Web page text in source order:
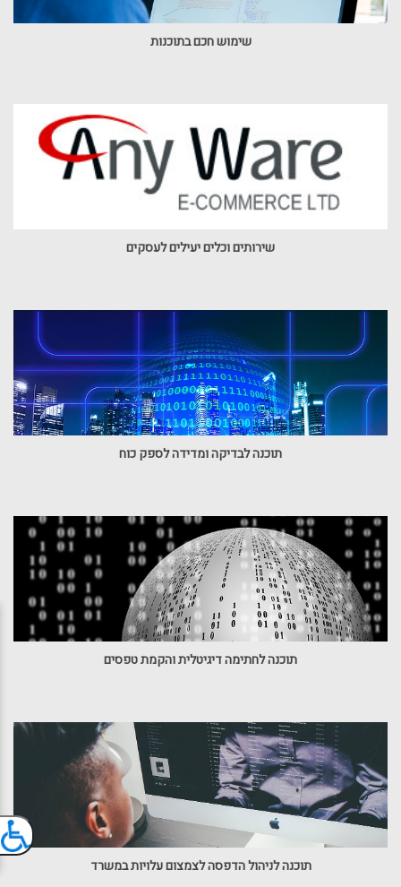
שימוש חכם בתוכנות
שירותים וכלים יעילים לעסקים
תוכנה לבדיקה ומדידה לספק כוח
תוכנה לחתימה דיגיטלית והקמת טפסים
תוכנה לניהול הדפסה לצמצום עלויות במשרד